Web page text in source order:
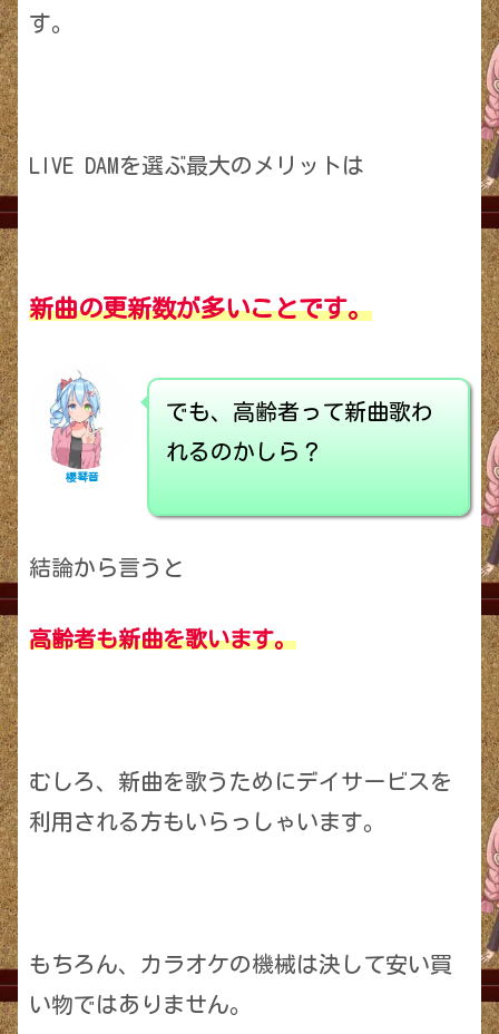
す。
LIVE DAMを選ぶ最大のメリットは
新曲の更新数が多いことです。
櫻琴音
でも、高齢者って新曲歌わ
れるのかしら？
結論から言うと
高齢者も新曲を歌います。
むしろ、新曲を歌うためにデイサービスを
利用される方もいらっしゃいます。
もちろん、カラオケの機械は決して安い買
い物ではありません。